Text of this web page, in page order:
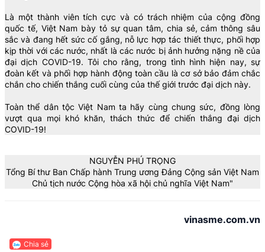
Là một thành viên tích cực và có trách nhiệm của cộng đồng
quốc tế, Việt Nam bày tỏ sự quan tâm, chia sẻ, cảm thông sâu
sắc và đang hết sức cố gắng, nỗ lực hợp tác thiết thực, phối hợp
kịp thời với các nước, nhất là các nước bị ảnh hưởng nặng nề của
đại dịch COVID-19. Tôi cho rằng, trong tình hình hiện nay, sự
đoàn kết và phối hợp hành động toàn cầu là cơ sở bảo đảm chắc
chắn cho chiến thắng cuối cùng của thế giới trước đại dịch này.
Toàn thể dân tộc Việt Nam ta hãy cùng chung sức, đồng lòng
vượt qua mọi khó khăn, thách thức để chiến thắng đại dịch
COVID-19!
NGUYỄN PHÚ TRỌNG
Tổng Bí thư Ban Chấp hành Trung ương Đảng Cộng sản Việt Nam
Chủ tịch nước Cộng hòa xã hội chủ nghĩa Việt Nam"
vinasme.com.vn
Chia sẻ